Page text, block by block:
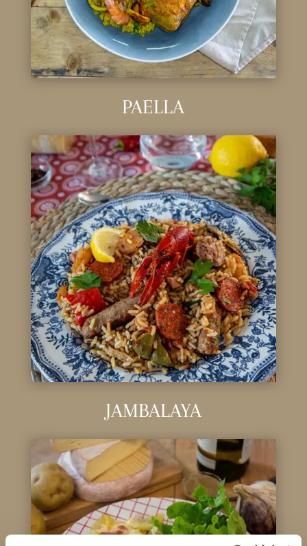
PAELLA
JAMBALAYA